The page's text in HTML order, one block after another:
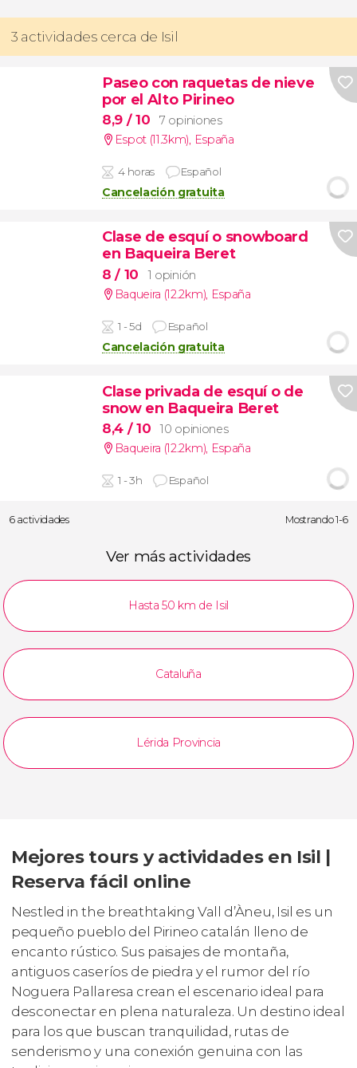
3 actividades cerca de Isil
Paseo con raquetas de nieve
por el Alto Pirineo
8,9 / 10
7 opiniones
Espot (11.3km), España
4 horas Español
Cancelación gratuita
Clase de esquí o snowboard
en Baqueira Beret
8/ 10
1 opinión
Baqueira (12.2km), España
1 - 5d Español
Cancelación gratuita
Clase privada de esquí o de
snow en Baqueira Beret
8,4 / 10
10 opiniones
Baqueira (12.2km), España
1 - 3h Español
6 actividades Mostrando 1-6
Ver más actividades
Hasta 50 km de Isil
Cataluña
Lérida Provincia
Mejores tours y actividades en Isil |
Reserva fácil online
Nestled in the breathtaking Vall d’Àneu, Isil es un
pequeño pueblo del Pirineo catalán lleno de
encanto rústico. Sus paisajes de montaña,
antiguos caseríos de piedra y el rumor del río
Noguera Pallaresa crean el escenario ideal para
desconectar en plena naturaleza. Un destino ideal
para los que buscan tranquilidad, rutas de
senderismo y una conexión genuina con las